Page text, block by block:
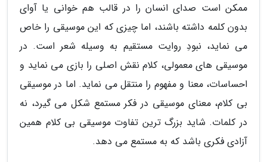
ممکن است صدای انسان را در قالب هم خوانی یا آوای
بدون کلمه داشته باشند، اما چیزی که این موسیقی را خاص
می نماید، نبودِ روایت مستقیم به وسیله شعر است. در
موسیقی های معمولی، کلام نقش اصلی را بازی می نماید و
احساسات، معنا و مفهوم را منتقل می نماید. اما در موسیقی
بی کلام، معنای موسیقی در فکر مستمع شکل می گیرد، نه
در کلمات. شاید بزرگ ترین تفاوت موسیقی بی کلام همین
آزادی فکری باشد که به مستمع می دهد.